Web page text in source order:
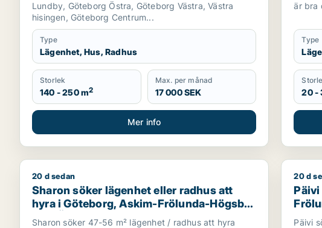
Lundby, Göteborg Östra, Göteborg Västra, Västra
hisingen, Göteborg Centrum...
Type
Lägenhet, Hus, Radhus
Storlek
140 - 250 m2
Max. per månad
17 000 SEK
Mer info
är bra
Type
20 -
Sharon söker lägenhet eller radhus att hyra i Göteborg,
20 d sedan
Sharon söker lägenhet eller radhus att
hyra i Göteborg, Askim-Frölunda-Högsbo
eller Örgryte-Härlanda m.fl.
Sharon söker 47-56 m² lägenhet / radhus att hyra
Päivi
20 d
Päivi